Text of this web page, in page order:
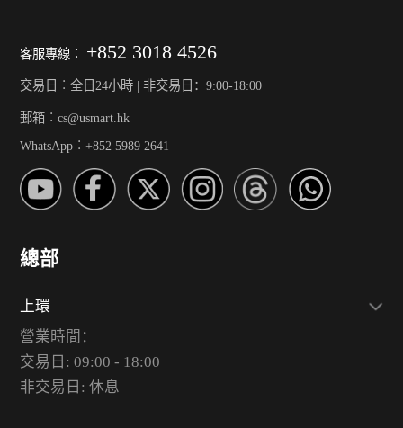
客服專線︰ +852 3018 4526
交易日︰全日24小時 | 非交易日：9:00-18:00
郵箱︰cs@usmart.hk
WhatsApp︰+852 5989 2641
總部
上環
營業時間：
交易日: 09:00 - 18:00
非交易日: 休息